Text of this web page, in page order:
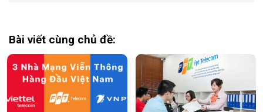
Bài viết cùng chủ đề: